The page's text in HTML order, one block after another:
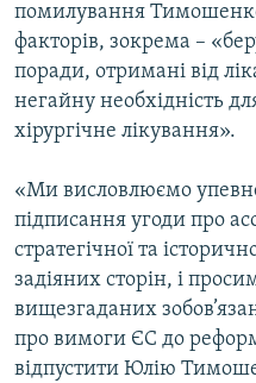
помилування
факторів, зокрема –
поради, отримані від
негайну необхідність
хірургічне лікування».
«Ми висловлюємо
підписання угоди про
стратегічної та
задіяних сторін, і
вищезгаданих
про вимоги ЄС до
відпустити Юлію